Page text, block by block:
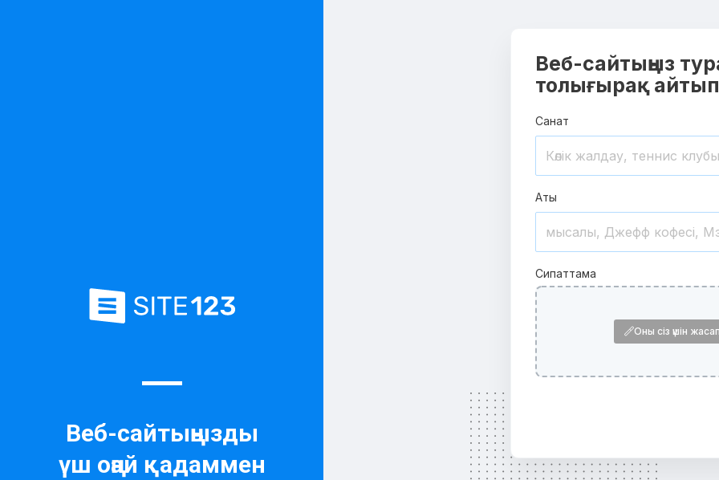
Веб-сайтыңызды
үш оңай қадаммен
Веб-сайтыңыз
толығырақ айтып
Санат
Аты
Сипаттама
Оны сіз үшін